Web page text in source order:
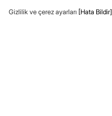
Gizlilik ve çerez ayarları [Hata Bildir]